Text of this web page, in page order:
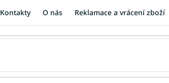
Kontakty O nás Reklamace a vrácení zboží